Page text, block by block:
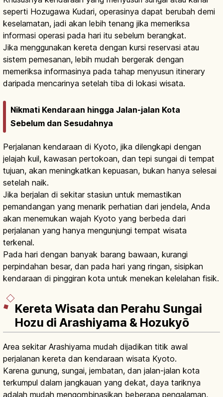
seperti Hozugawa Kudari, operasinya dapat berubah demi
keselamatan, jadi akan lebih tenang jika memeriksa
informasi operasi pada hari itu sebelum berangkat.
Jika menggunakan kereta dengan kursi reservasi atau
sistem pemesanan, lebih mudah bergerak dengan
memeriksa informasinya pada tahap menyusun itinerary
daripada mencarinya setelah tiba di lokasi wisata.
Nikmati Kendaraan hingga Jalan-jalan Kota
Sebelum dan Sesudahnya
Perjalanan kendaraan di Kyoto, jika dilengkapi dengan
jelajah kuil, kawasan pertokoan, dan tepi sungai di tempat
tujuan, akan meningkatkan kepuasan, bukan hanya selesai
setelah naik.
Jika berjalan di sekitar stasiun untuk memastikan
pemandangan yang menarik perhatian dari jendela, Anda
akan menemukan wajah Kyoto yang berbeda dari
perjalanan yang hanya mengunjungi tempat wisata
terkenal.
Pada hari dengan banyak barang bawaan, kurangi
perpindahan besar, dan pada hari yang ringan, sisipkan
kendaraan di pinggiran kota untuk menekan kelelahan fisik.
Kereta Wisata dan Perahu Sungai
Hozu di Arashiyama & Hozukyō
Area sekitar Arashiyama mudah dijadikan titik awal
perjalanan kereta dan kendaraan wisata Kyoto.
Karena gunung, sungai, jembatan, dan jalan-jalan kota
terkumpul dalam jangkauan yang dekat, daya tariknya
adalah mudah mengombinasikan beberapa pengalaman,